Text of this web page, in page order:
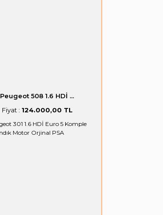
Peugeot 508 1.6 HDİ ...
Fiyat : 124.000,00 TL